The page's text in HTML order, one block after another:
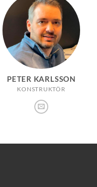
PETER KARLSSON
KONSTRUKTÖR